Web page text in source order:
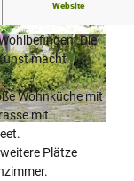
Website
Die
macht
Wohnküche mit
mit
Plätze